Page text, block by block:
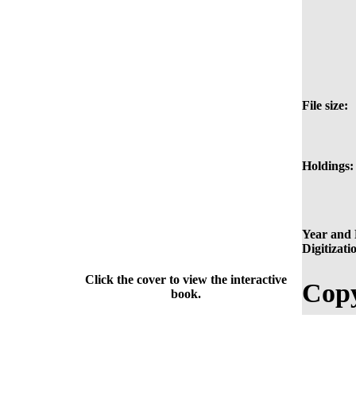
File size:
Holdings:
Year and
Click the cover to view the interactive
book.